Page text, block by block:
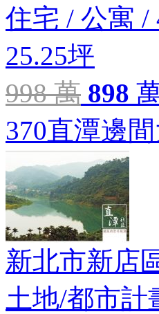
住宅 / 公寓 /
25.25坪
998 萬 898
370直潭邊
新北市新店
土地/都市計